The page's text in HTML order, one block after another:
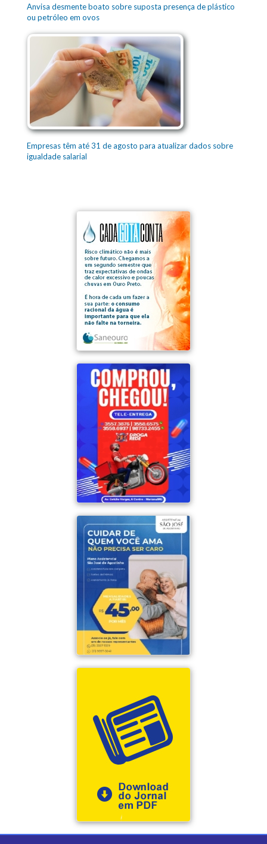
Anvisa desmente boato sobre suposta presença de plástico
ou petróleo em ovos
Empresas têm até 31 de agosto para atualizar dados sobre
igualdade salarial